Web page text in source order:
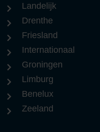
Landelijk
Drenthe
Friesland
Internationaal
Groningen
Limburg
Benelux
Zeeland